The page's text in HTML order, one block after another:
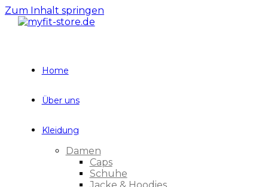
Zum Inhalt springen
Home
Über uns
Kleidung
Damen
Caps
Schuhe